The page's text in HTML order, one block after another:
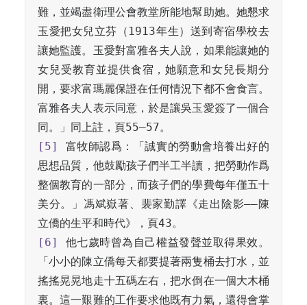
難，並竭盡衛理公會教堂所能地幫助她。她懇求
玉愛把女兒立芬（1913年生）送到寄宿學校去
讓她監護。玉愛對富雅各夫人說，如果能讓她的
女兒受教育並提供食宿，她願意和女兒長期分
開，要求富瑪麗保證在任何情況下都不會食言。
富雅各夫人表示同意，於是讓吳玉愛簽了一個合
[5]
富牧師認爲：「誠實的勞動會培養出好的
思想品質，他鼓勵孩子們半工半讀，把勞動作爲
整個教育的一部分，而孩子們的學費每年僅五十
美分。」馮斌嶽著、裴家勤譯《走出陰影——陳
[6]
他七歲時曾為自己權益發聲並取得果效。
「小小的陳立僑每天都要提著兩隻桶去打水，並
搖搖晃晃地走十五碼左右，把水倒在一個大木桶
裏。這一艱難的工作要求他既有力氣，還得會掌